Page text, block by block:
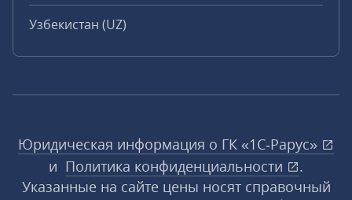
Узбекистан (UZ)
Юридическая информация о ГК «1С‑Рарус»
и Политика конфиденциальности
.
Указанные на сайте цены носят справочный